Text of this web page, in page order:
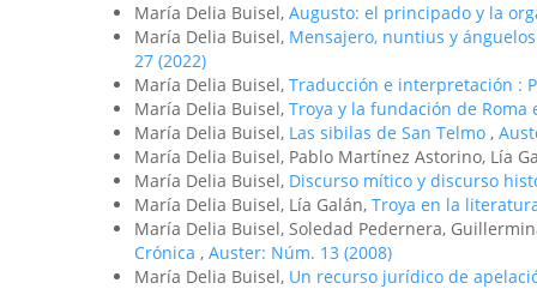
María Delia Buisel, Augusto: el principado y la
María Delia Buisel, Mensajero, nuntius y
27 (2022)
María Delia Buisel, Traducción e interpretación :
María Delia Buisel, Troya y la fundación de Roma
María Delia Buisel, Las sibilas de San Telmo ,
María Delia Buisel, Pablo Martínez Astorino, Lía
María Delia Buisel, Discurso mí­tico y discurso
María Delia Buisel, Lía Galán, Troya en la
María Delia Buisel, Soledad Pedernera,
Crónica , Auster: Núm. 13 (2008)
María Delia Buisel, Un recurso jurídico de